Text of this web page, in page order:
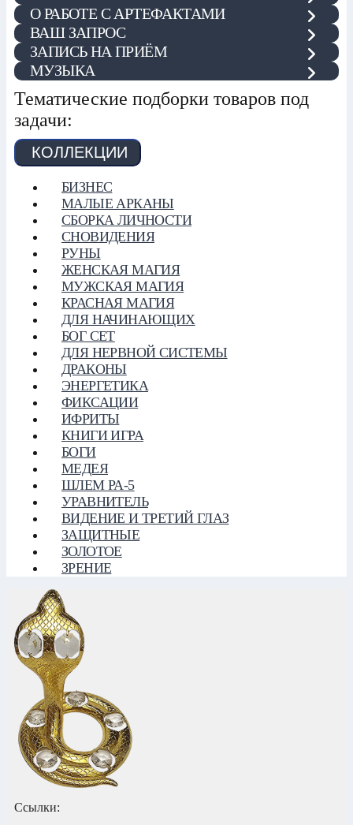
О РАБОТЕ С АРТЕФАКТАМИ
ВАШ ЗАПРОС
ЗАПИСЬ НА ПРИЁМ
МУЗЫКА
Тематические подборки товаров под
задачи:
КОЛЛЕКЦИИ
БИЗНЕС
МАЛЫЕ АРКАНЫ
СБОРКА ЛИЧНОСТИ
СНОВИДЕНИЯ
РУНЫ
ЖЕНСКАЯ МАГИЯ
МУЖСКАЯ МАГИЯ
КРАСНАЯ МАГИЯ
ДЛЯ НАЧИНАЮЩИХ
БОГ СЕТ
ДЛЯ НЕРВНОЙ СИСТЕМЫ
ДРАКОНЫ
ЭНЕРГЕТИКА
ФИКСАЦИИ
ИФРИТЫ
КНИГИ ИГРА
БОГИ
МЕДЕЯ
ШЛЕМ РА-5
УРАВНИТЕЛЬ
ВИДЕНИЕ И ТРЕТИЙ ГЛАЗ
ЗАЩИТНЫЕ
ЗОЛОТОЕ
ЗРЕНИЕ
Ссылки: